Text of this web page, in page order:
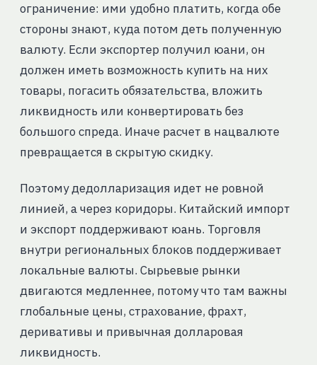
ограничение: ими удобно платить, когда обе
стороны знают, куда потом деть полученную
валюту. Если экспортер получил юани, он
должен иметь возможность купить на них
товары, погасить обязательства, вложить
ликвидность или конвертировать без
большого спреда. Иначе расчет в нацвалюте
превращается в скрытую скидку.
Поэтому дедолларизация идет не ровной
линией, а через коридоры. Китайский импорт
и экспорт поддерживают юань. Торговля
внутри региональных блоков поддерживает
локальные валюты. Сырьевые рынки
двигаются медленнее, потому что там важны
глобальные цены, страхование, фрахт,
деривативы и привычная долларовая
ликвидность.